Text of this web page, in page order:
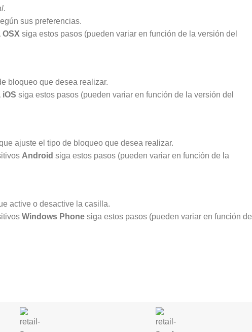
.
sus preferencias.
OSX siga estos pasos (pueden variar en función de la versión del
bloqueo que desea realizar.
iOS siga estos pasos (pueden variar en función de la versión del
ajuste el tipo de bloqueo que desea realizar.
Android siga estos pasos (pueden variar en función de la
active o desactive la casilla.
Windows Phone siga estos pasos (pueden variar en función de